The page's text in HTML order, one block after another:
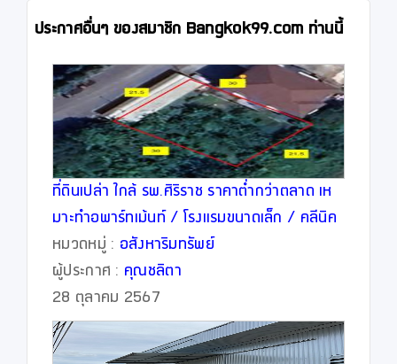
ประกาศอื่นๆ ของสมาชิก Bangkok99.com ท่านนี้
ที่ดินเปล่า ใกล้ รพ.ศิริราช ราคาต่ำกว่าตลาด เห
มาะทำอพาร์ทเม้นท์ / โรงแรมขนาดเล็ก / คลีนิค
/ Wellness Center
หมวดหมู่ : อสังหาริมทรัพย์
ผู้ประกาศ : คุณชลิตา
28 ตุลาคม 2567